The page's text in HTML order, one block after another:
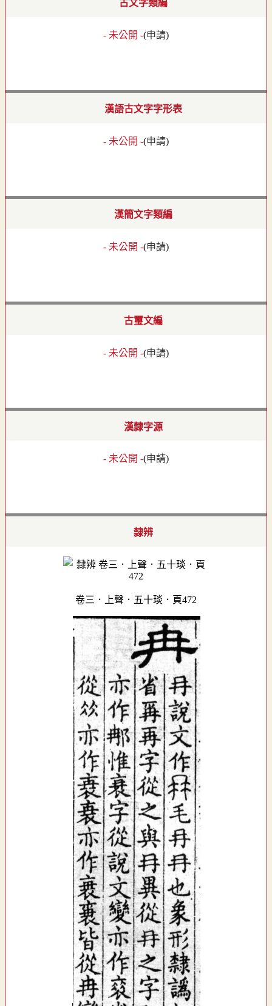
古文字類編
- 未公開 -(申請)
漢語古文字字形表
- 未公開 -(申請)
漢簡文字類編
- 未公開 -(申請)
古璽文編
- 未公開 -(申請)
漢隸字源
- 未公開 -(申請)
隸辨
卷三．上聲．五十琰．頁472